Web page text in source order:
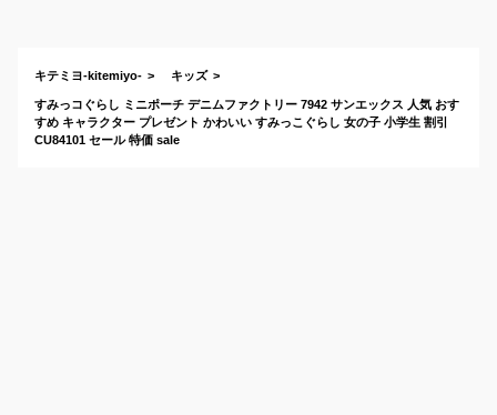
キテミヨ-kitemiyo- キッズ
すみっコぐらし ミニポーチ デニムファクトリー 7942 サンエックス 人気 おす
すめ キャラクター プレゼント かわいい すみっこぐらし 女の子 小学生 割引
CU84101 セール 特価 sale